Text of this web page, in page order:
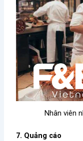
Nhân viên
7. Quảng cáo